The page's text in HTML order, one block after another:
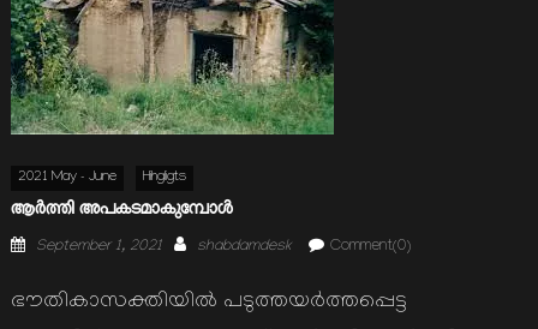
2021 May - June Hihgligts
ആര്‍ത്തി അപകടമാകുമ്പോള്‍
Posted
September 1, 2021 Author
shabdamdesk Comment(0)
ഭൗതികാസക്തിയില്‍ പടുത്തയര്‍ത്തപ്പെട്ട